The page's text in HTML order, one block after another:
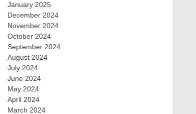
January 2025
December 2024
November 2024
October 2024
September 2024
August 2024
July 2024
June 2024
May 2024
April 2024
March 2024